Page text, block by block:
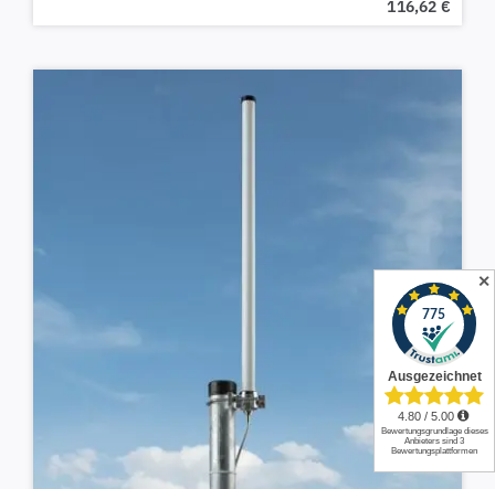
116,62 €
✕